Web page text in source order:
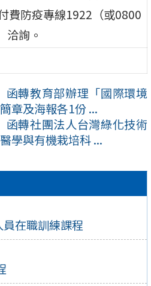
在職訓練課程
費防疫專線1922（或0800
洽詢。
函轉教育部辦理「國際環境
章及海報各1份 ...
函轉社團法人台灣綠化技術
學與有機栽培科 ...